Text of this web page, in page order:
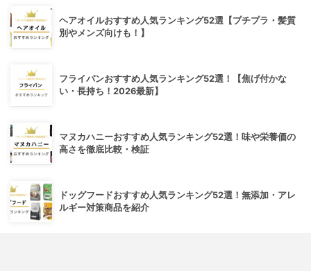
ヘアオイルおすすめ人気ランキング52選【プチプラ・髪質
別やメンズ向けも！】
フライパンおすすめ人気ランキング52選！【焦げ付かな
い・長持ち！2026最新】
マヌカハニーおすすめ人気ランキング52選！味や栄養価の
高さを徹底比較・検証
ドッグフードおすすめ人気ランキング52選！無添加・アレ
ルギー対策商品を紹介